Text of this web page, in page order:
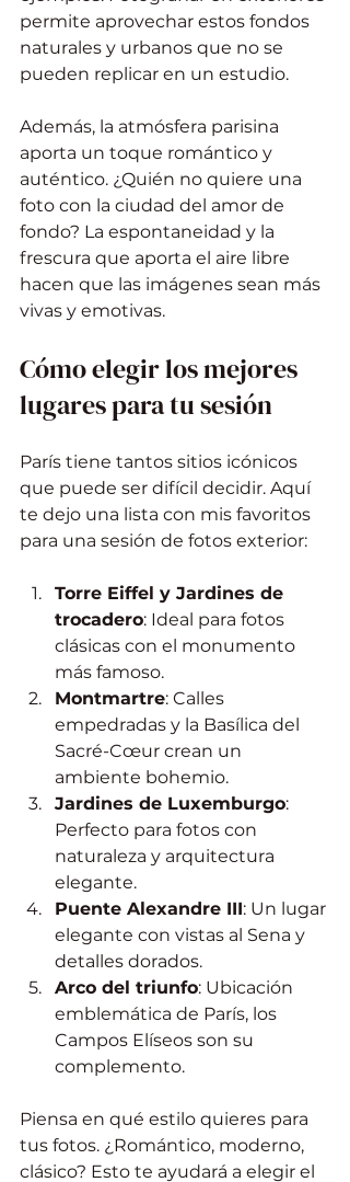
permite aprovechar estos fondos
naturales y urbanos que no se
pueden replicar en un estudio.
Además, la atmósfera parisina
aporta un toque romántico y
auténtico. ¿Quién no quiere una
foto con la ciudad del amor de
fondo? La espontaneidad y la
frescura que aporta el aire libre
hacen que las imágenes sean más
vivas y emotivas.
Cómo elegir los mejores
lugares para tu sesión
París tiene tantos sitios icónicos
que puede ser difícil decidir. Aquí
te dejo una lista con mis favoritos
para una sesión de fotos exterior:
Torre Eiffel y Jardines de
trocadero: Ideal para fotos
clásicas con el monumento
más famoso.
Montmartre: Calles
empedradas y la Basílica del
Sacré-Cœur crean un
ambiente bohemio.
Jardines de Luxemburgo:
Perfecto para fotos con
naturaleza y arquitectura
elegante.
Puente Alexandre III: Un lugar
elegante con vistas al Sena y
detalles dorados.
Arco del triunfo: Ubicación
emblemática de París, los
Campos Elíseos son su
complemento.
Piensa en qué estilo quieres para
tus fotos. ¿Romántico, moderno,
clásico? Esto te ayudará a elegir el